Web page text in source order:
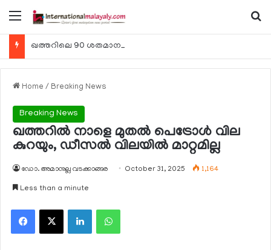
Menu
Home / Breaking News
Breaking News
ഖത്തറില്‍ നാളെ മുതല്‍ പെട്രോള്‍ വില
കുറയും, ഡീസല്‍ വിലയില്‍ മാറ്റമില്ല
ഡോ. അമാനുല്ല വടക്കാങ്ങര October 31, 2025 1,164
Less than a minute
Facebook
X LinkedInWhatsApp